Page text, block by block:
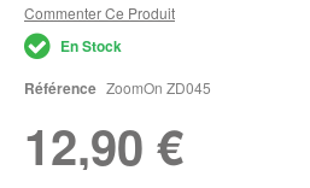
images
gallery
Commenter Ce Produit
En Stock
Référence ZoomOn ZD045
12,90 €